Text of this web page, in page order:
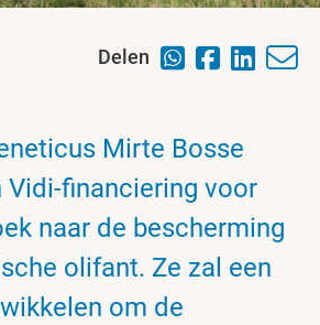
Delen
Mirte Bosse
Vidi-financiering voor
naar de bescherming
olifant. Ze zal een
om de